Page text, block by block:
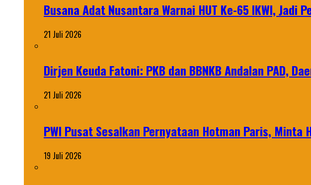
Busana Adat Nusantara Warnai HUT Ke-65 IKWI,
21 Juli 2026
Dirjen Keuda Fatoni: PKB dan BBNKB Andalan PAD,
21 Juli 2026
PWI Pusat Sesalkan Pernyataan Hotman Paris,
19 Juli 2026